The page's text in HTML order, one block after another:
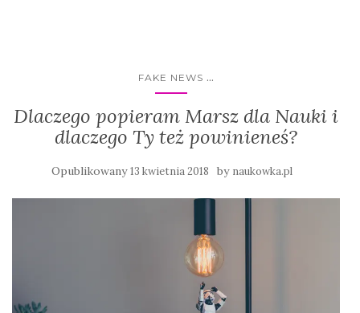
FAKE NEWS ...
Dlaczego popieram Marsz dla Nauki i
dlaczego Ty też powinieneś?
Opublikowany13 kwietnia 2018 by naukowka.pl